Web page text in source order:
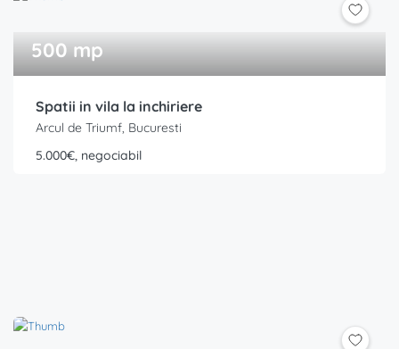
500 mp
Spatii in vila la inchiriere
Arcul de Triumf, Bucuresti
5.000€, negociabil